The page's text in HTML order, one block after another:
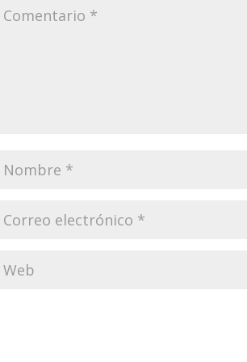
Tu dirección de correo electrónico no será